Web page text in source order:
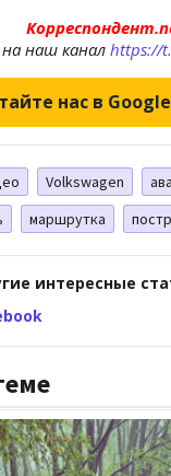
наш канал https://
нас в
Volkswagen
маршрутка
интересные